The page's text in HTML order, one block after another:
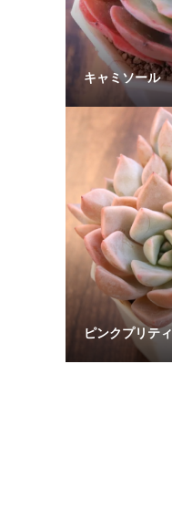
キャミソール
ピンクプリティ